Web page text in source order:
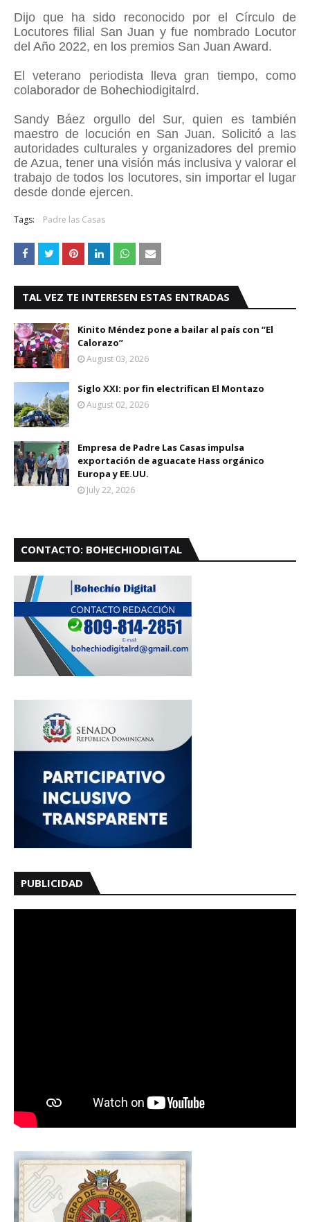
Dijo que ha sido reconocido por el Círculo de
Locutores filial San Juan y fue nombrado Locutor
del Año 2022, en los premios San Juan Award.
El veterano periodista lleva gran tiempo, como
colaborador de Bohechiodigitalrd.
Sandy Báez orgullo del Sur, quien es también
maestro de locución en San Juan. Solicitó a las
autoridades culturales y organizadores del premio
de Azua, tener una visión más inclusiva y valorar el
trabajo de todos los locutores, sin importar el lugar
desde donde ejercen.
Tags: Padre las Casas
TAL VEZ TE INTERESEN ESTAS ENTRADAS
Kinito Méndez pone a bailar al país con “El
Calorazo”
August 03, 2026
Siglo XXI: por fin electrifican El Montazo
August 02, 2026
Empresa de Padre Las Casas impulsa
exportación de aguacate Hass orgánico
Europa y EE.UU.
July 22, 2026
CONTACTO: BOHECHIODIGITAL
PUBLICIDAD